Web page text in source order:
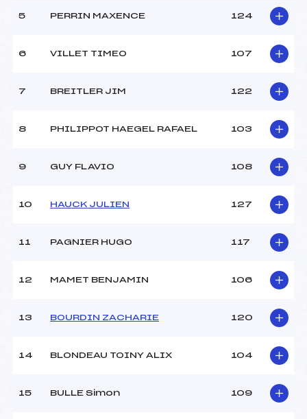
Style :
C
5 PERRIN MAXENCE 124
6 VILLET TIMEO 107
7 BREITLER JIM 122
8 PHILIPPOT HAEGEL RAFAEL 103
9 GUY FLAVIO 108
10 HAUCK JULIEN 127
11 PAGNIER HUGO 117
12 MAMET BENJAMIN 106
13 BOURDIN ZACHARIE 120
14 BLONDEAU TOINY ALIX 104
15 BULLE Simon 109